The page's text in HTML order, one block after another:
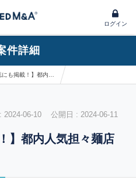
ログイン
件詳細
2024-06-10 公開日 : 2024-06-11
】都内人気担々麺店